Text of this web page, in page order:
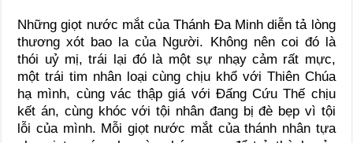
Những giọt nước mắt của Thánh Đa Minh diễn tả lòng
thương xót bao la của Người. Không nên coi đó là
thói uỷ mị, trái lại đó là một sự nhạy cảm rất mực,
một trái tim nhân loại cùng chịu khổ với Thiên Chúa
hạ mình, cùng vác thập giá với Đấng Cứu Thế chịu
kết án, cùng khóc với tội nhân đang bị đè bẹp vì tội
lỗi của mình. Mỗi giọt nước mắt của thánh nhân tựa